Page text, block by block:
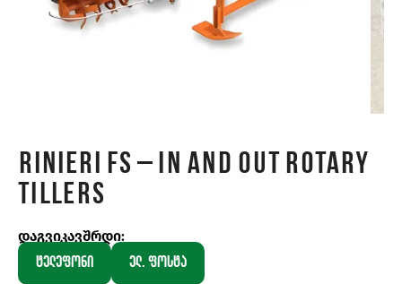
Rinieri FS – IN AND OUT ROTARY
TILLERS
დაგვიკავშრდი:
ტელეფონი
ელ. ფოსტა